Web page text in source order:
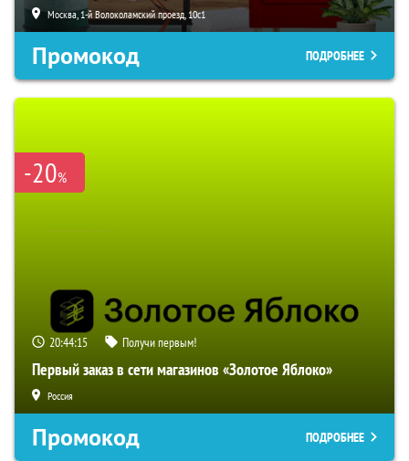
Москва, 1-й Волоколамский проезд, 10с1
Промокод ПОДРОБНЕЕ
-20%
20:44:14 Получи первым!
Первый заказ в сети магазинов «Золотое Яблоко»
Россия
Промокод ПОДРОБНЕЕ